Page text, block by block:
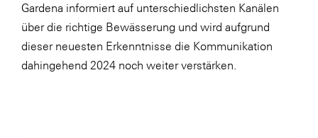
Gardena informiert auf unterschiedlichsten Kanälen
über die richtige Bewässerung und wird aufgrund
dieser neuesten Erkenntnisse die Kommunikation
dahingehend 2024 noch weiter verstärken.